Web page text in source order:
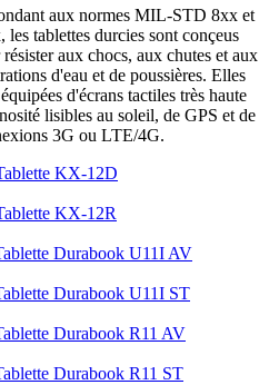
aux normes MIL-STD 8xx et
les tablettes durcies sont conçeus
aux chocs, aux chutes et aux
d'eau et de poussières. Elles
d'écrans tactiles très haute
lisibles au soleil, de GPS et de
3G ou LTE/4G.
KX-12D
KX-12R
Durabook U11I AV
Durabook U11I ST
Durabook R11 AV
Durabook R11 ST